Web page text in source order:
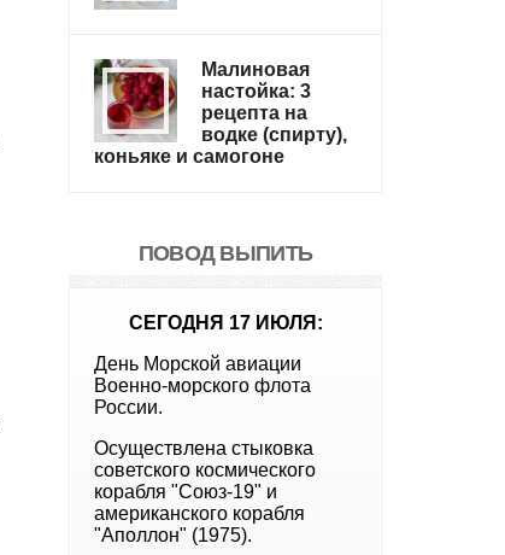
Малиновая
настойка: 3
рецепта на
водке (спирту),
коньяке и самогоне
ПОВОД ВЫПИТЬ
СЕГОДНЯ 17 ИЮЛЯ:
День Морской авиации
Военно-морского флота
России.
Осуществлена стыковка
советского космического
корабля "Союз-19" и
американского корабля
"Аполлон" (1975).